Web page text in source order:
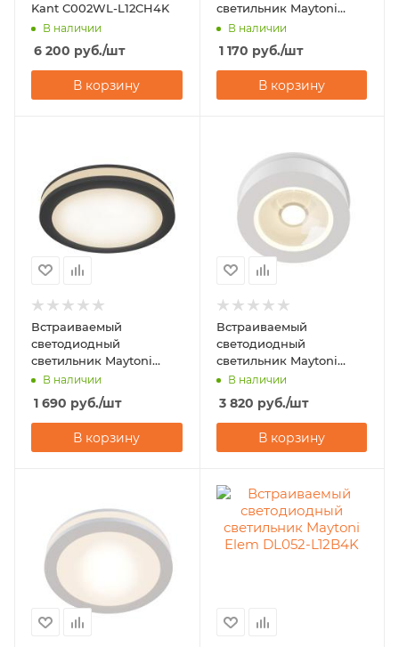
Kant C002WL-L12CH4K
В наличии
6 200 руб./шт
В корзину
светильник Maytoni
Phanton DL303-L12W
В наличии
1 170 руб./шт
В корзину
Встраиваемый
светодиодный
светильник Maytoni
Phanton DL303-L12B
В наличии
1 690 руб./шт
В корзину
Встраиваемый
светодиодный
светильник Maytoni
Magic DL2003-L12W
В наличии
3 820 руб./шт
В корзину